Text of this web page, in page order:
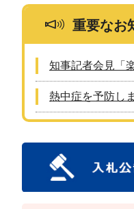
重要なお
知事記者会見「
熱中症を予防し